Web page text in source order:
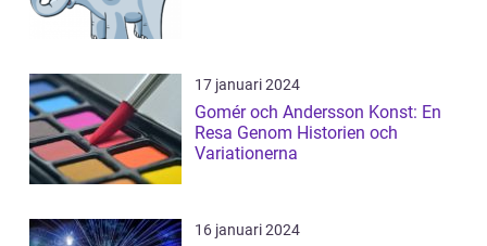
17 januari 2024
Gomér och Andersson Konst: En
Resa Genom Historien och
Variationerna
16 januari 2024